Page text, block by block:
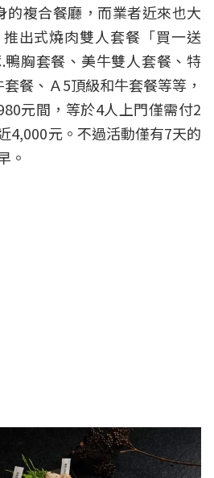
複合餐廳，而業者近來也大
出式燒肉雙人套餐「買一送
胸套餐、美牛雙人套餐、特
餐、Ａ5頂級和牛套餐等等，
元間，等於4人上門僅需付2
4,000元。不過活動僅有7天的
。